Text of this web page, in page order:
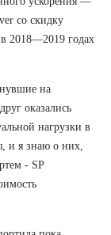
со скидку
2018—2019 годах
на
оказались
нагрузки в
и я знаю о них,
- SP